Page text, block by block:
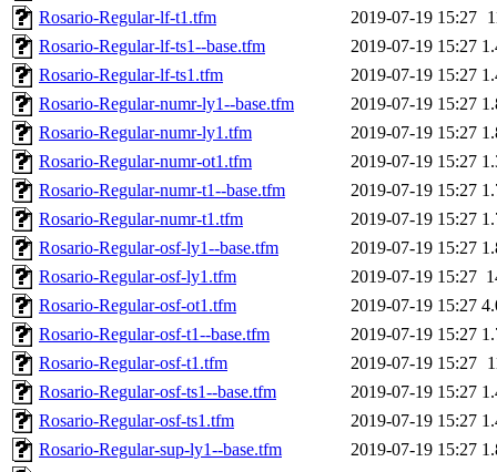
Rosario-Regular-lf-t1.tfm
2019-07-19 15:27
Rosario-Regular-lf-ts1--base.tfm
2019-07-19 15:27
Rosario-Regular-lf-ts1.tfm
2019-07-19 15:27
Rosario-Regular-numr-ly1--base.tfm
2019-07-19 15:27
Rosario-Regular-numr-ly1.tfm
2019-07-19 15:27
Rosario-Regular-numr-ot1.tfm
2019-07-19 15:27
Rosario-Regular-numr-t1--base.tfm
2019-07-19 15:27
Rosario-Regular-numr-t1.tfm
2019-07-19 15:27
Rosario-Regular-osf-ly1--base.tfm
2019-07-19 15:27
Rosario-Regular-osf-ly1.tfm
2019-07-19 15:27
Rosario-Regular-osf-ot1.tfm
2019-07-19 15:27
Rosario-Regular-osf-t1--base.tfm
2019-07-19 15:27
Rosario-Regular-osf-t1.tfm
2019-07-19 15:27
Rosario-Regular-osf-ts1--base.tfm
2019-07-19 15:27
Rosario-Regular-osf-ts1.tfm
2019-07-19 15:27
Rosario-Regular-sup-ly1--base.tfm
2019-07-19 15:27